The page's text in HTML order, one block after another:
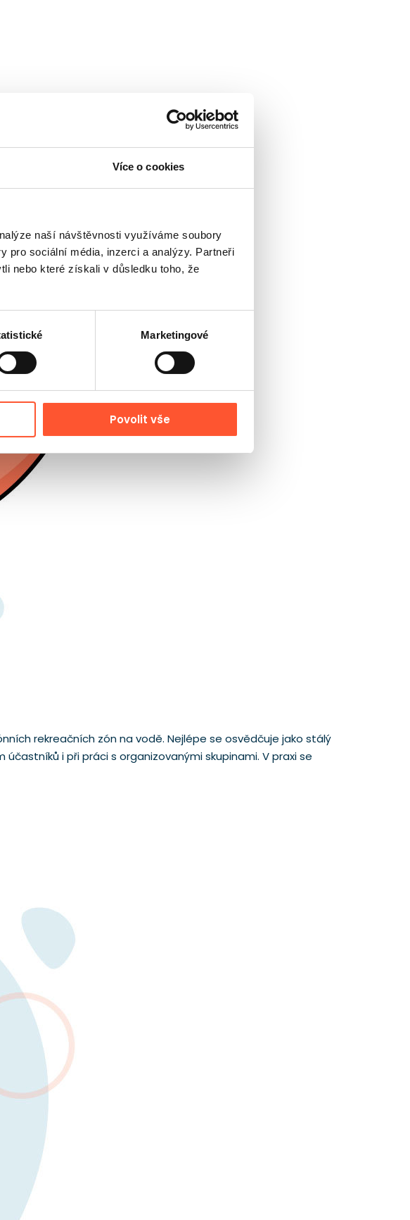
Více o cookies
naší návštěvnosti využíváme soubory
pro sociální média, inzerci a analýzy. Partneři
nebo které získali v důsledku toho, že
Marketingové
Povolit vše
rekreačních zón na vodě. Nejlépe se osvědčuje jako stálý
i při práci s organizovanými skupinami. V praxi se